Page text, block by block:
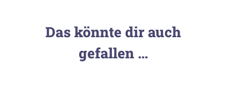
Das könnte dir auch
gefallen …